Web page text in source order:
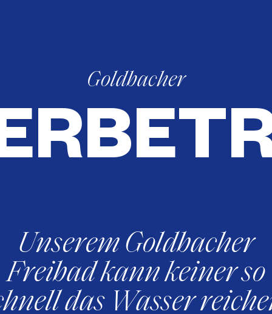
Goldbacher
Unserem Goldbacher
Freibad kann keiner so
das Wasser